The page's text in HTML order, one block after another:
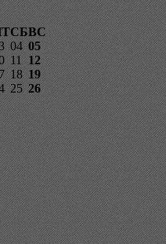
СБВС
04 05
11
12
18 19
25 26